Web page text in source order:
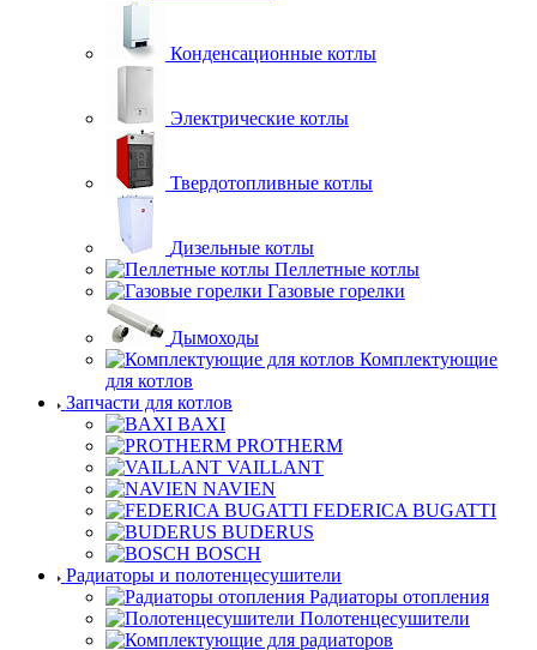
Конденсационные котлы
Электрические котлы
Твердотопливные котлы
Дизельные котлы
Пеллетные котлы
Газовые горелки
Дымоходы
Комплектующие
для котлов
Запчасти для котлов
BAXI
PROTHERM
VAILLANT
NAVIEN
FEDERICA BUGATTI
BUDERUS
BOSCH
Радиаторы и полотенцесушители
Радиаторы отопления
Полотенцесушители